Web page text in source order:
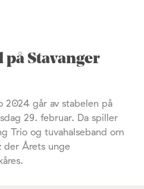
Stavanger
2024 går av stabelen på
29. februar. Da spiller
Trio og tuvahalseband om
der Årets unge